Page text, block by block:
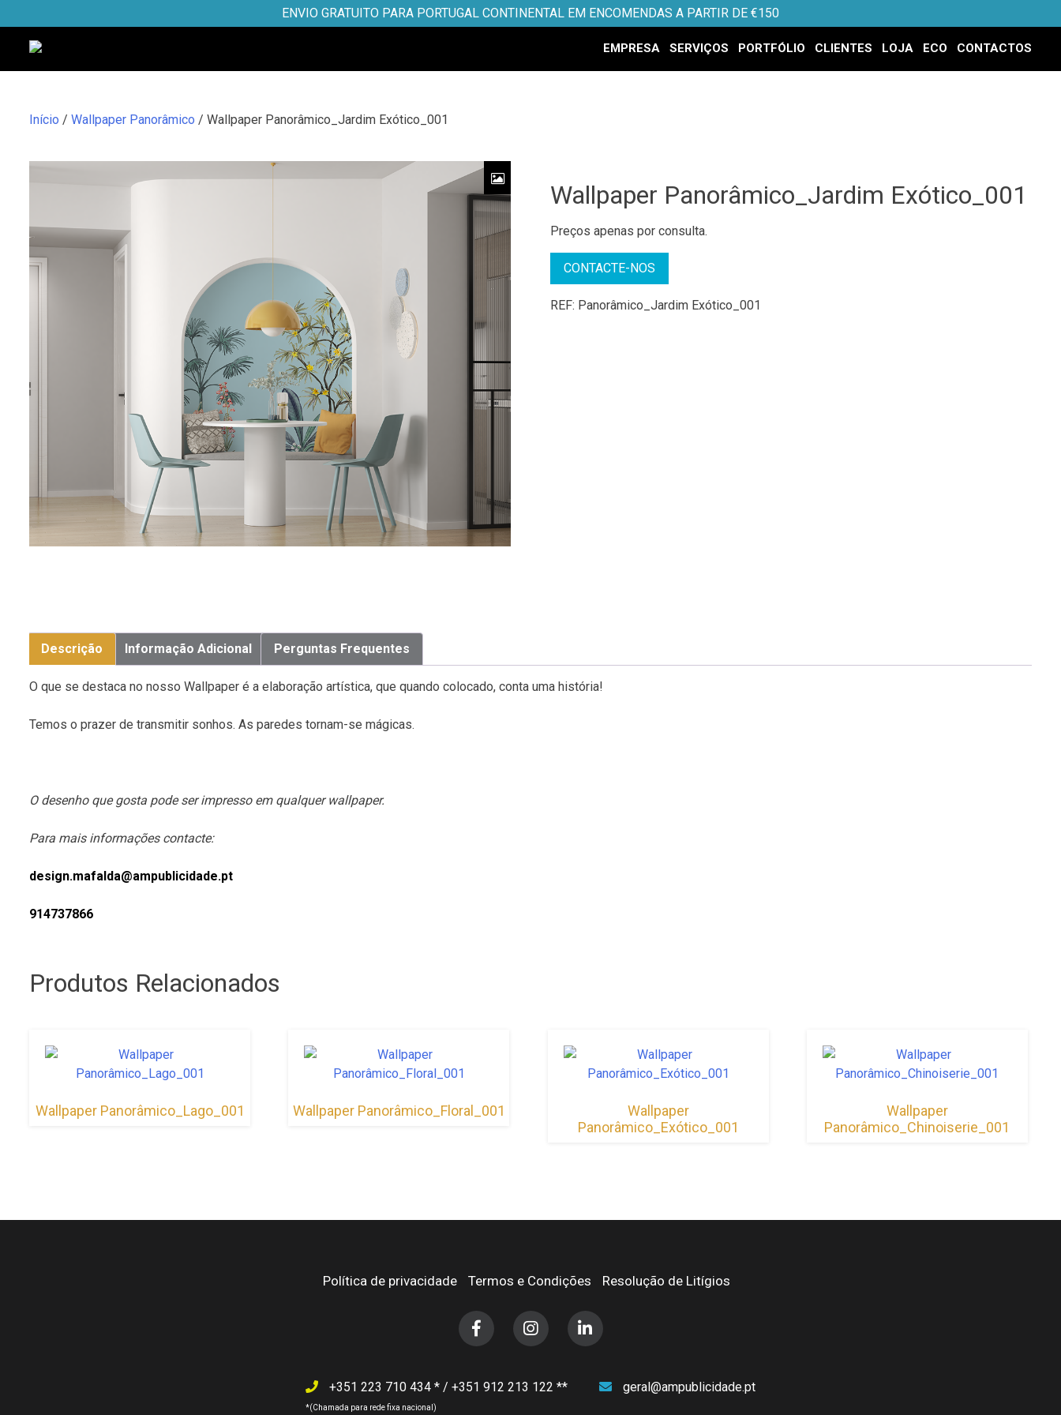
to
content
ENVIO GRATUITO PARA PORTUGAL CONTINENTAL EM ENCOMENDAS A PARTIR DE €150
EMPRESA SERVIÇOS PORTFÓLIO CLIENTES LOJA ECO CONTACTOS
Início / Wallpaper Panorâmico / Wallpaper Panorâmico_Jardim Exótico_001
Wallpaper Panorâmico_Jardim Exótico_001
Preços apenas por consulta.
CONTACTE-NOS
REF: Panorâmico_Jardim Exótico_001
Descrição Informação Adicional Perguntas Frequentes
O que se destaca no nosso Wallpaper é a elaboração artística, que quando colocado, conta uma história!
Temos o prazer de transmitir sonhos. As paredes tornam-se mágicas.
O desenho que gosta pode ser impresso em qualquer wallpaper.
Para mais informações contacte:
design.mafalda@ampublicidade.pt
914737866
Produtos Relacionados
Wallpaper Panorâmico_Lago_001 Wallpaper Panorâmico_Floral_001
Wallpaper
Panorâmico_Exótico_001
Wallpaper
Panorâmico_Chinoiserie_001
Política de privacidade Termos e Condições Resolução de Litígios
+351 223 710 434 / +351 912 213 122 geral@ampublicidade.pt